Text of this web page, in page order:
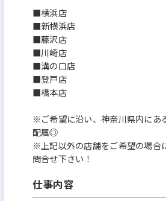
⭐日々の暮らしも応援
社割制度を活用して、オシャレ
ブルに借りれます❗️さらに転勤
で「念願の一人暮らし」も叶いま
˚✧₊⁎ ⁎⁺˳✧༚˚✧₊⁎ ⁎⁺˳✧༚˚✧₊⁎
✨YouTubeで先輩インタビュー公
思いっきり語ってもらいました！
■横浜店
■新横浜店
■藤沢店
■川崎店
■溝の口店
■登戸店
■橋本店
※ご希望に沿い、神奈川県内にあ
配属◎
※上記以外の店舗をご希望の場合
問合せ下さい！
仕事内容